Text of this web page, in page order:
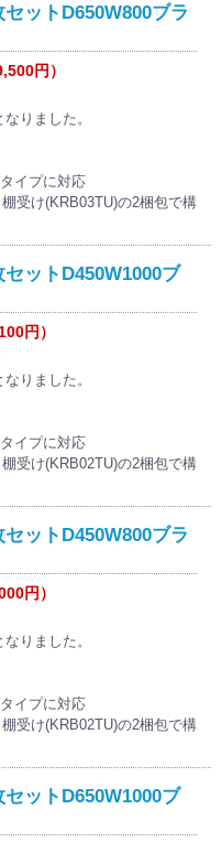
ットD650W800ブラ
円）
りました。
イプに対応
受け(KRB03TU)の2梱包で構
ットD450W1000ブ
円）
りました。
イプに対応
受け(KRB02TU)の2梱包で構
ットD450W800ブラ
円）
りました。
イプに対応
受け(KRB02TU)の2梱包で構
ットD650W1000ブ